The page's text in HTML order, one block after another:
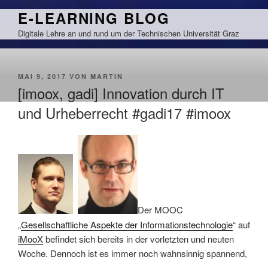
Zum
springen
E-LEARNING BLOG
Digitale Lehre an und rund um der Technischen Universität Graz
VERÖFFENTLICHT
MAI 9, 2017 VON MARTIN
[imoox, gadi] Innovation durch IT
und Urheberrecht #gadi17 #imoox
Der MOOC
„Gesellschaftliche Aspekte der Informationstechnologie“ auf
iMooXbefindet sich bereits in der vorletzten und neuten
Woche. Dennoch ist es immer noch wahnsinnig spannend,